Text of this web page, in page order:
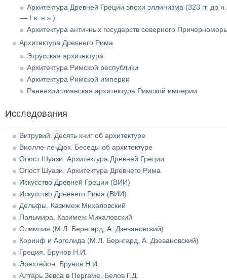
Архитектура Древней Греции эпохи эллинизма (323 гг. до
— I в. н.э.)
Архитектура античных государств северного
Архитектура Древнего Рима
Этрусская архитектура
Архитектура Римской республики
Архитектура Римской империи
Раннехристианская архитектура Римской империи
Исследования
Витрувий. Десять книг об архитектуре
Виолле-ле-Дюк. Беседы об архитектуре
Огюст Шуази. Архитектура Древней Греции
Огюст Шуази. Архитектура Древнего Рима
Искусство Древней Греции (ВИИ)
Искусство Древнего Рима (ВИИ)
Дельфы. Казимеж Михаловский
Пальмира. Казимеж Михаловский
Олимпия (М.Л. Бернгард, А. Дзевановский)
Коринф и Арголида (М.Л. Бернгард, А. Дзевановский)
Греция. Брунов Н.И.
Эрехтейон. Брунов Н.И.
Алтарь Зевса в Пергаме. Белов Г.Д.